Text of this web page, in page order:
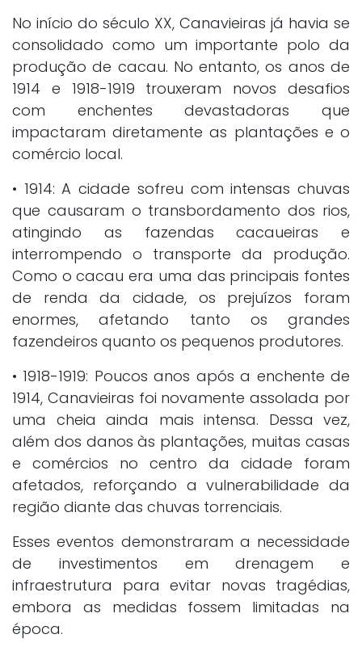
No início do século XX, Canavieiras já havia se
consolidado como um importante polo da
produção de cacau. No entanto, os anos de
1914 e 1918-1919 trouxeram novos desafios
com enchentes devastadoras que
impactaram diretamente as plantações e o
comércio local.
• 1914: A cidade sofreu com intensas chuvas
que causaram o transbordamento dos rios,
atingindo as fazendas cacaueiras e
interrompendo o transporte da produção.
Como o cacau era uma das principais fontes
de renda da cidade, os prejuízos foram
enormes, afetando tanto os grandes
fazendeiros quanto os pequenos produtores.
• 1918-1919: Poucos anos após a enchente de
1914, Canavieiras foi novamente assolada por
uma cheia ainda mais intensa. Dessa vez,
além dos danos às plantações, muitas casas
e comércios no centro da cidade foram
afetados, reforçando a vulnerabilidade da
região diante das chuvas torrenciais.
Esses eventos demonstraram a necessidade
de investimentos em drenagem e
infraestrutura para evitar novas tragédias,
embora as medidas fossem limitadas na
época.